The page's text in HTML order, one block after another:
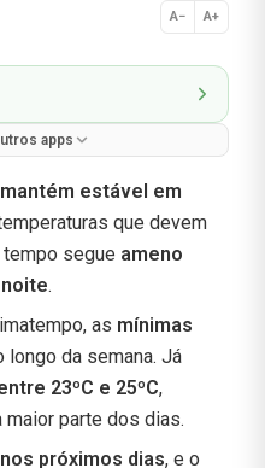
A− A+
Normal
apps
estável em
que devem
tempo segue ameno
.
as mínimas
longo da semana. Já
23ºC e 25ºC,
maior parte dos dias.
próximos dias, e o